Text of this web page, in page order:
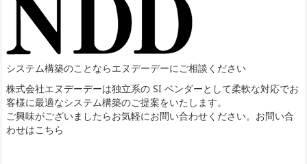
システム構築のことならエヌデーデーにご相談ください
株式会社エヌデーデーは独立系の SI ベンダーとして柔軟な対応でお
客様に最適なシステム構築のご提案をいたします。
ご興味がございましたらお気軽にお問い合わせください。 お問い合
わせはこちら